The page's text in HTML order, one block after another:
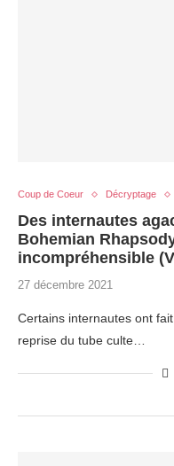
Coup de Coeur Décryptage
Des internautes
Bohemian
incompréhensible
27 décembre 2021
Certains internautes ont
reprise du tube culte…